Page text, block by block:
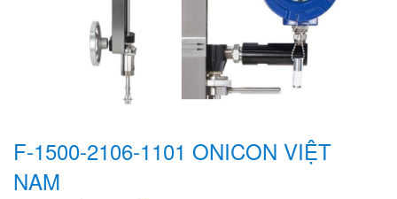
F-1500-2106-1101 ONICON VIỆT
NAM